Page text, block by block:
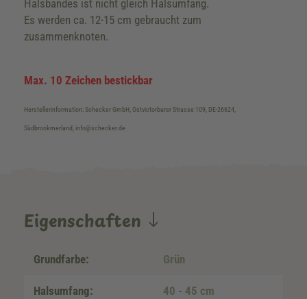
Halsbandes ist nicht gleich Halsumfang.
Es werden ca. 12-15 cm gebraucht zum
zusammenknoten.
Max. 10 Zeichen bestickbar
Herstellerinformation: Schecker GmbH, Ostvictorburer Strasse 109, DE-26624,
Südbrookmerland, info@schecker.de
Eigenschaften
Grundfarbe: Grün
Halsumfang: 40 - 45 cm